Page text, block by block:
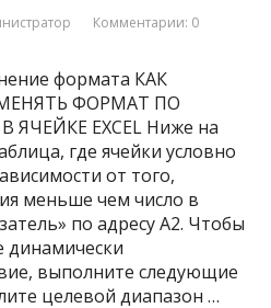
Комментарии: 0
формата КАК
ФОРМАТ ПО
EXCEL Ниже на
где ячейки условно
от того,
меньше чем число в
по адресу A2. Чтобы
динамически
выполните следующие
целевой диапазон …